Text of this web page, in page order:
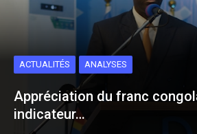
ACTUALITÉS ANALYSES
Appréciation du franc
indicateur…